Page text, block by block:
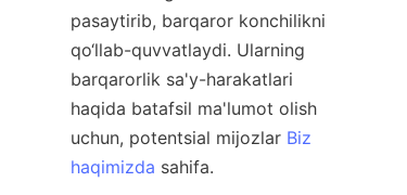
pasaytirib, barqaror konchilikni
qo‘llab-quvvatlaydi. Ularning
barqarorlik sa'y-harakatlari
haqida batafsil ma'lumot olish
uchun, potentsial mijozlar Biz
haqimizda